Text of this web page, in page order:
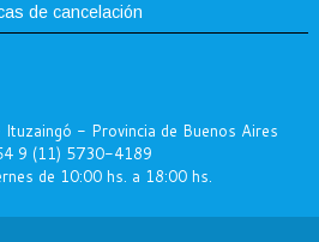
de cancelación
- Provincia de Buenos Aires
9 (11) 5730-4189
de 10:00 hs. a 18:00 hs.